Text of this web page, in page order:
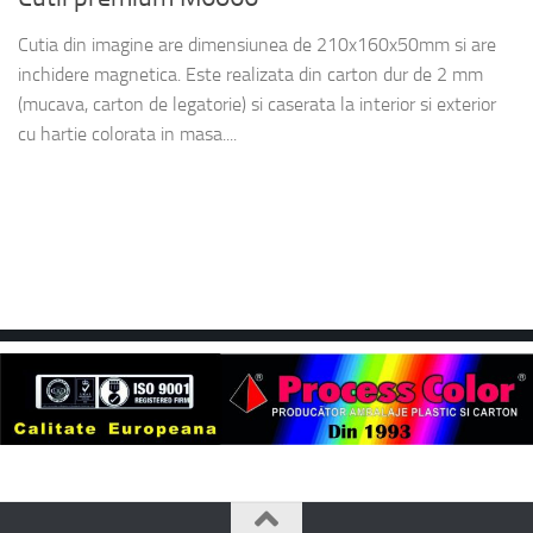
Cutia din imagine are dimensiunea de 210x160x50mm si are
inchidere magnetica. Este realizata din carton dur de 2 mm
(mucava, carton de legatorie) si caserata la interior si exterior
cu hartie colorata in masa....